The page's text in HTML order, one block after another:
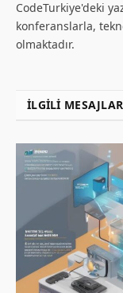
CodeTurkiye'deki
konferanslarla,
olmaktadır.
İLGILI